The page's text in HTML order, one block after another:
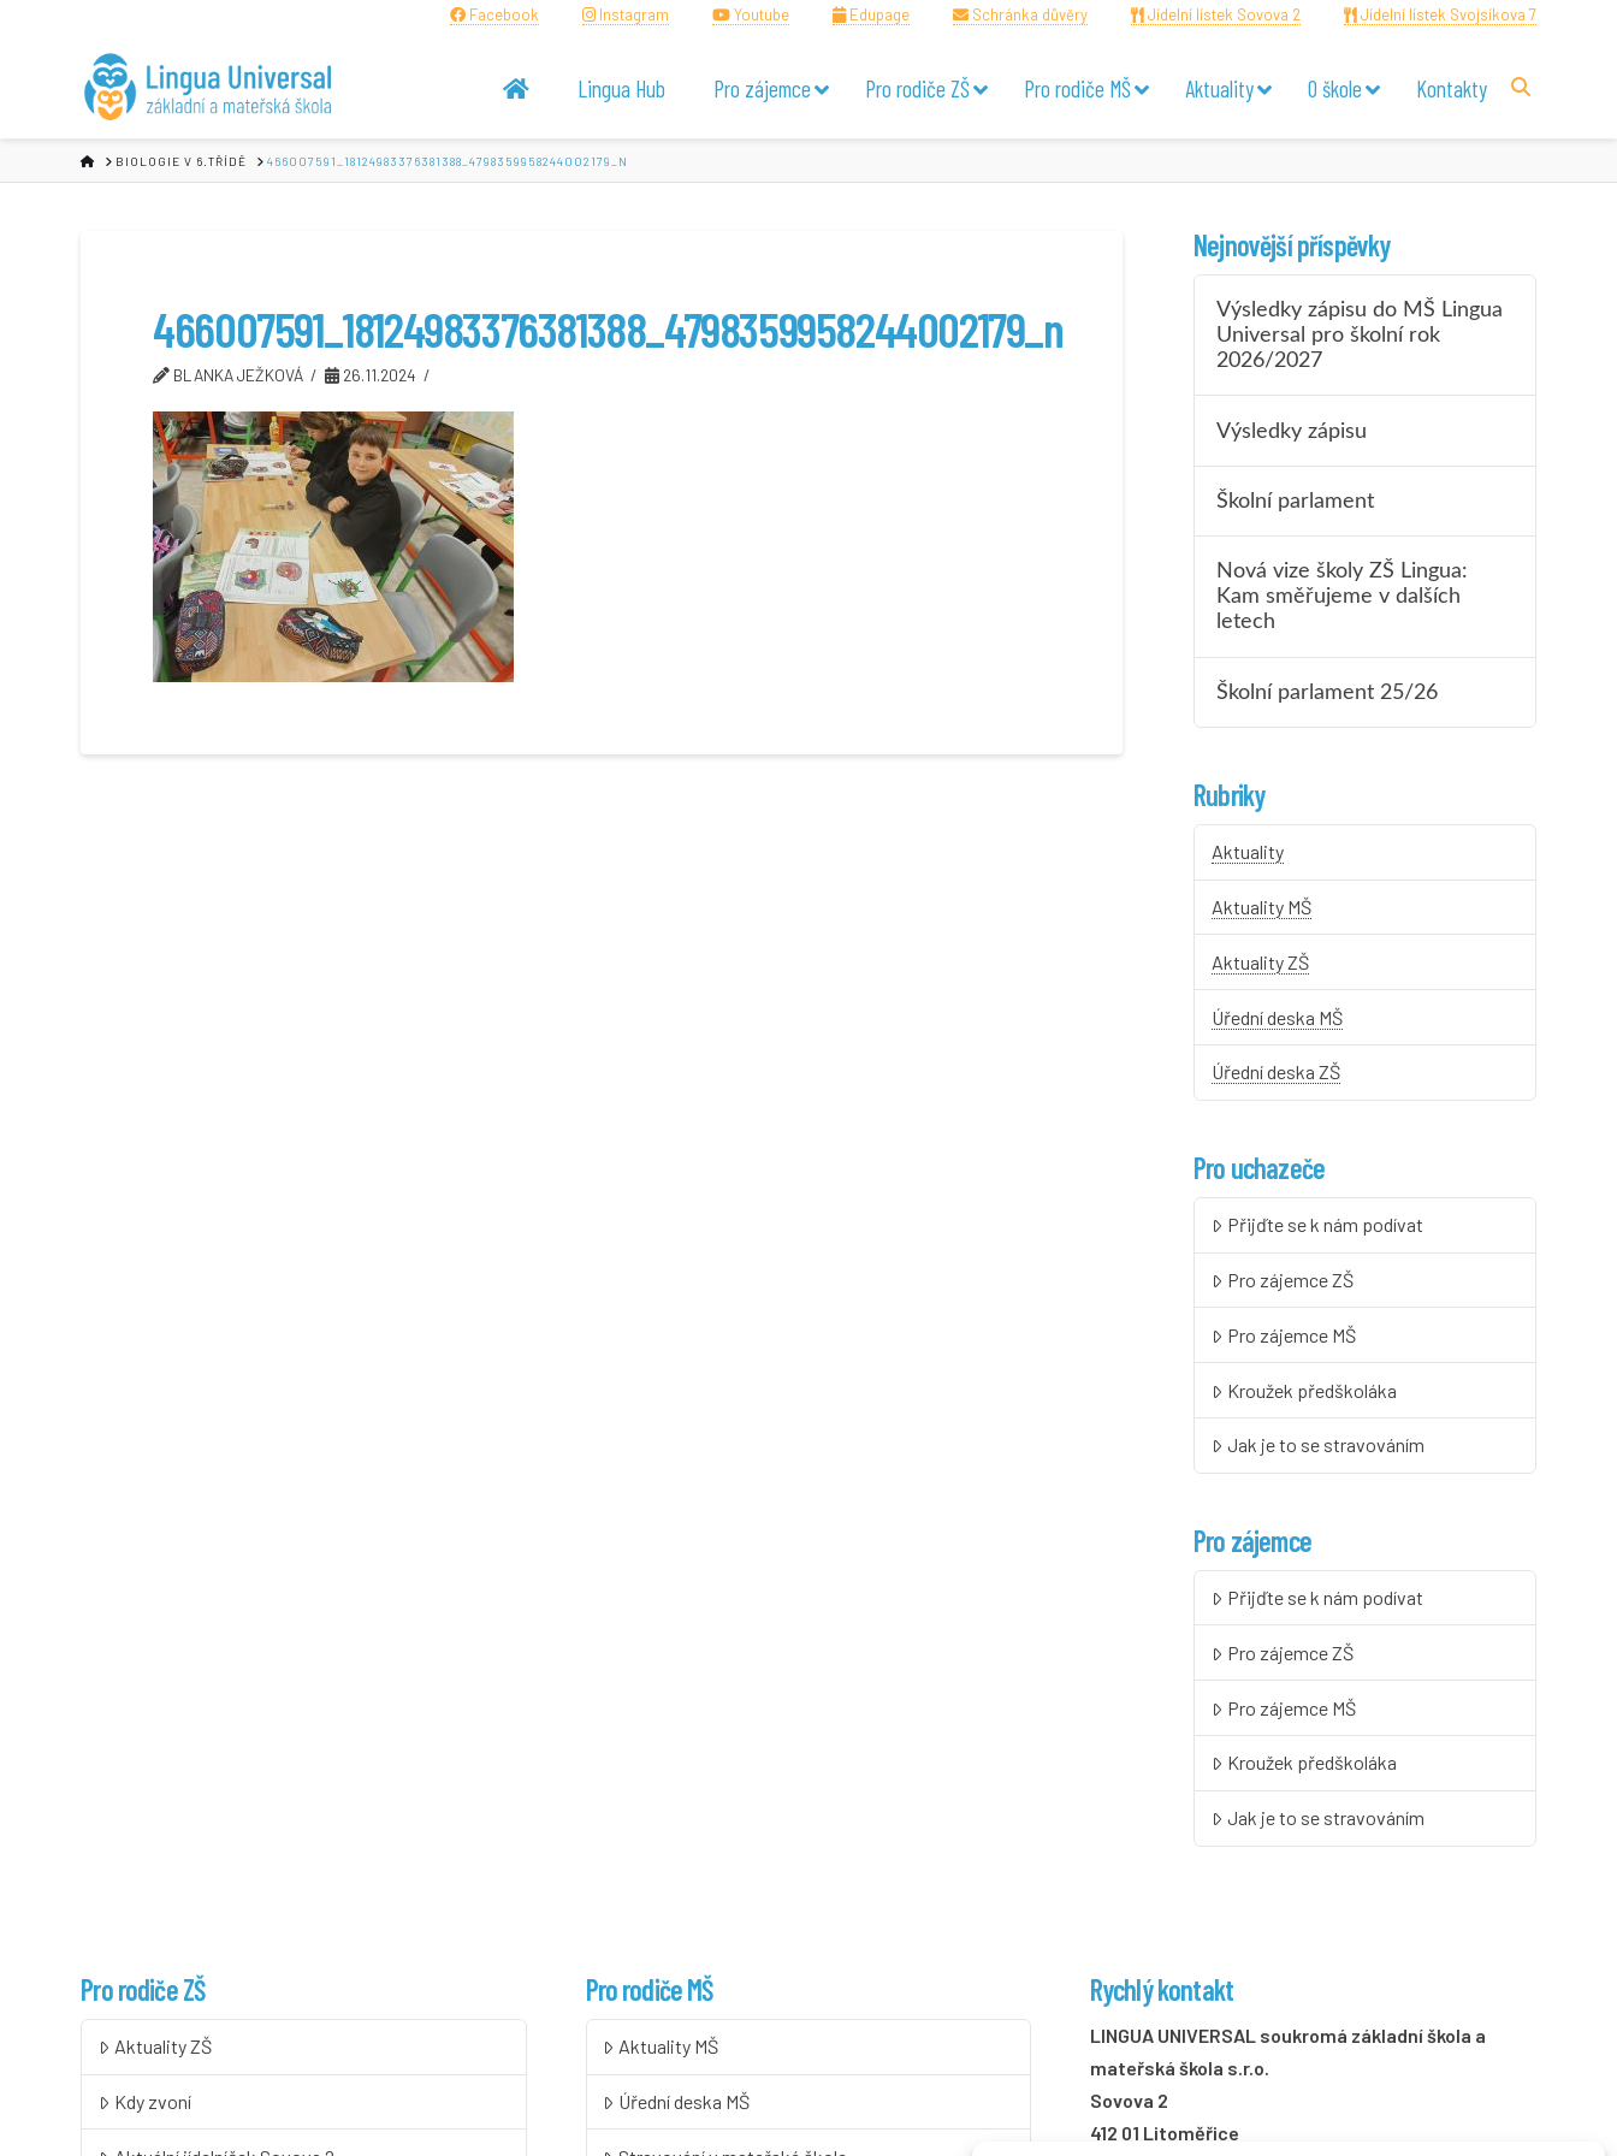
Facebook Instagram Youtube Edupage Schránka důvěry Jídelní lístek Sovova 2 Jídelní lístek Svojsíkova 7
Lingua Hub Pro zájemce Pro rodiče ZŠ Pro rodiče MŠ Aktuality O škole Kontakty
HOMEBIOLOGIE V 6.TŘÍDĚ 466007591_18124983376381388_4798359958244002179_N
466007591_18124983376381388_4798359958244002179_n
BLANKA JEŽKOVÁ 26.11.2024
Nejnovější příspěvky
Výsledky zápisu do MŠ Lingua
Universal pro školní rok
2026/2027
Výsledky zápisu
Školní parlament
Nová vize školy ZŠ Lingua:
Kam směřujeme v dalších
letech
Školní parlament 25/26
Rubriky
Aktuality
Aktuality MŠ
Aktuality ZŠ
Úřední deska MŠ
Úřední deska ZŠ
Pro uchazeče
Přijďte se k nám podívat
Pro zájemce ZŠ
Pro zájemce MŠ
Kroužek předškoláka
Jak je to se stravováním
Pro zájemce
Přijďte se k nám podívat
Pro zájemce ZŠ
Pro zájemce MŠ
Kroužek předškoláka
Jak je to se stravováním
Pro rodiče ZŠ
Aktuality ZŠ
Kdy zvoní
Pro rodiče MŠ
Aktuality MŠ
Úřední deska MŠ
Rychlý kontakt
LINGUA UNIVERSAL soukromá základní škola a
mateřská škola s.r.o.
Sovova 2
412 01 Litoměřice